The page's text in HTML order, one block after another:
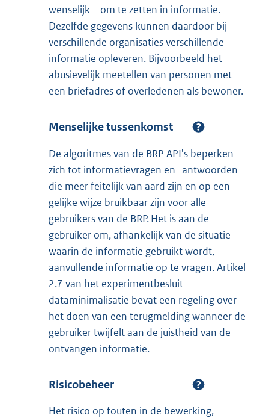
wenselijk – om te zetten in informatie.
Dezelfde gegevens kunnen daardoor bij
verschillende organisaties verschillende
informatie opleveren. Bijvoorbeeld het
abusievelijk meetellen van personen met
een briefadres of overledenen als bewoner.
Menselijke tussenkomst
De algoritmes van de BRP API's beperken
zich tot informatievragen en -antwoorden
die meer feitelijk van aard zijn en op een
gelijke wijze bruikbaar zijn voor alle
gebruikers van de BRP. Het is aan de
gebruiker om, afhankelijk van de situatie
waarin de informatie gebruikt wordt,
aanvullende informatie op te vragen. Artikel
2.7 van het experimentbesluit
dataminimalisatie bevat een regeling over
het doen van een terugmelding wanneer de
gebruiker twijfelt aan de juistheid van de
ontvangen informatie.
Risicobeheer
Het risico op fouten in de bewerking,